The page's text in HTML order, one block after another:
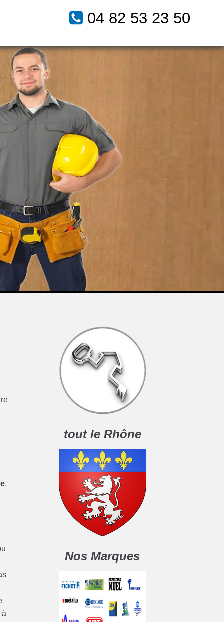
04 82 53 23 50
.
à
tout le Rhône
Nos Marques